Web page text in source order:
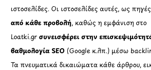
ιστοσελίδες. Οι ιστοσελίδες αυτές, ως
από κάθε προβολή, καθώς η εμφάνιση στο
Loatki.gr συνεισφέρει στην
βαθμολογία SEO (Google κ.λπ.) μέσω
Τα πνευματικά δικαιώματα κάθε άρθρου,